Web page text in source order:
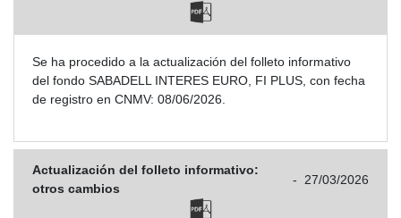
Se ha procedido a la actualización del folleto informativo
del fondo SABADELL INTERES EURO, FI PLUS, con fecha
de registro en CNMV: 08/06/2026.
Actualización del folleto informativo:
otros cambios
- 27/03/2026